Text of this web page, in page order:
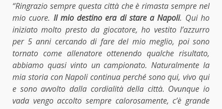
“Ringrazio sempre questa città che è rimasta sempre nel
mio cuore. Il mio destino era di stare a Napoli. Qui ho
iniziato molto presto da giocatore, ho vestito l’azzurro
per 5 anni cercando di fare del mio meglio, poi sono
tornato come allenatore ottenendo qualche risultato,
abbiamo quasi vinto un campionato. Naturalmente la
mia storia con Napoli continua perché sono qui, vivo qui
e sono avvolto dalla cordialità della città. Ovunque io
vada vengo accolto sempre calorosamente, c’è grande